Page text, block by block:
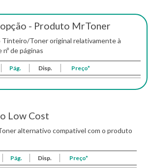
- Produto MrToner
Tinteiro/Toner original relativamente à
de páginas
Pág. Disp. Preço*
Low Cost
alternativo compatível com o produto
Pág. Disp. Preço*